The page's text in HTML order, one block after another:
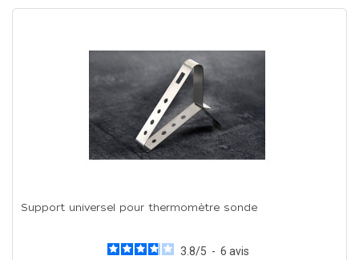
Support universel pour thermomètre sonde
3.8/5 - 6 avis